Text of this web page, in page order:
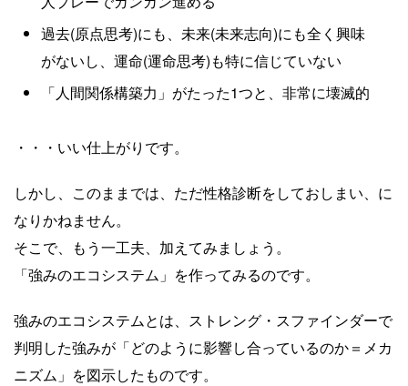
過去(原点思考)にも、未来(未来志向)にも全く興味
がないし、運命(運命思考)も特に信じていない
「人間関係構築力」がたった1つと、非常に壊滅的
・・・いい仕上がりです。
しかし、このままでは、ただ性格診断をしておしまい、に
なりかねません。
そこで、もう一工夫、加えてみましょう。
「強みのエコシステム」を作ってみるのです。
強みのエコシステムとは、ストレング・スファインダーで
判明した強みが「どのように影響し合っているのか＝メカ
ニズム」を図示したものです。